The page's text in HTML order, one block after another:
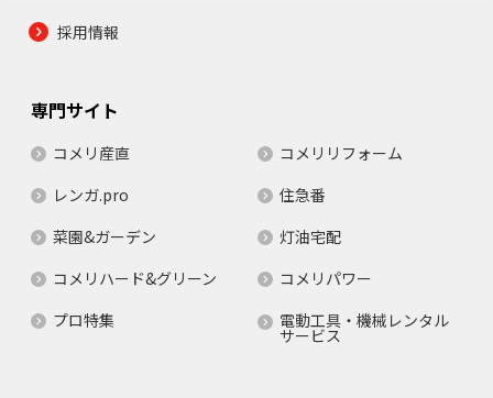
採用情報
専門サイト
コメリ産直
コメリリフォーム
レンガ.pro
住急番
菜園&ガーデン
灯油宅配
コメリハード&グリーン
コメリパワー
プロ特集
電動工具・機械レンタル
サービス